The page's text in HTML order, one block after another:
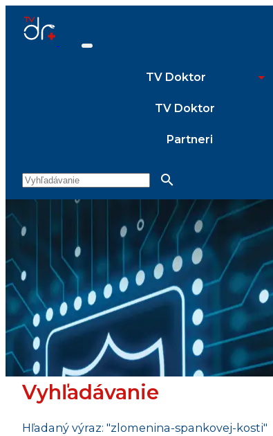
TV Doktor
TV Doktor
Partneri
search
Vyhľadávanie
Hľadaný výraz: "zlomenina-spankovej-kosti"